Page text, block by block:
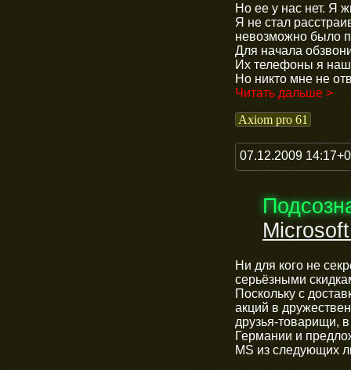
Но ее у нас нет. Я
Я не стал
невозможно было
Для начала
Их телефоны я
Но никто мне не
Читать дальше >
Axiom pro 61
07.12.2009
Ни для кого не
серьёзными
Поскольку с
акций в
друзья-товарищи,
Германии и
MS из следующих